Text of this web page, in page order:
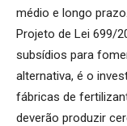
médio e longo
Projeto de Lei 699/
subsídios para
alternativa, é o
fábricas de
deverão produzir